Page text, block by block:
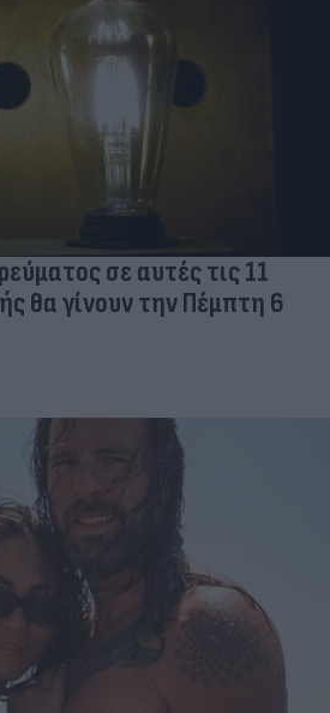
σε αυτές τις 11
θα γίνουν την Πέμπτη 6